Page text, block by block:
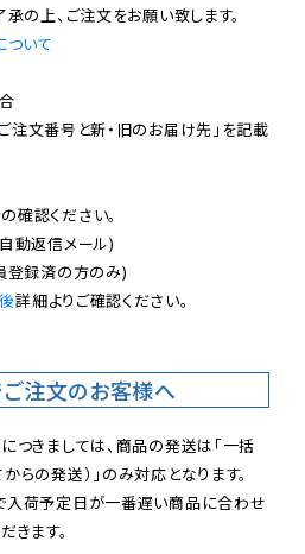
ついて
ご注文番号と新・旧のお届け先」を記載
認ください。
動返信メール)
登録済の方のみ)
詳細よりご確認ください。
ご注文のお客様へ
つきましては、商品の発送は「一括
らの発送）」のみ対応となります。
入荷予定日が一番遅い商品に合わせ
きます。